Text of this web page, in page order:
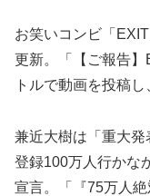
お笑いコンビ「
更新。「【ご報告
トルで動画を投稿し
兼近大樹は「重大
登録100万人行かな
宣言。「『75万人